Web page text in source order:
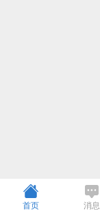
首页 消息